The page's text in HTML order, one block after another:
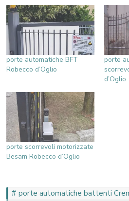
porte automatiche BFT
Robecco d’Oglio
porte
d’Oglio
porte scorrevoli motorizzate
Besam Robecco d’Oglio
porte automatiche battenti